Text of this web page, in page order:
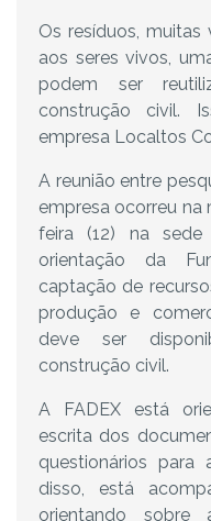
Os resíduos,
aos seres vivos,
podem ser
construção civil.
empresa Localtos
A reunião entre
empresa ocorreu na
feira (12) na
orientação da
captação de
produção e
deve ser
construção civil.
A FADEX está
escrita dos
questionários para
disso, está
orientando